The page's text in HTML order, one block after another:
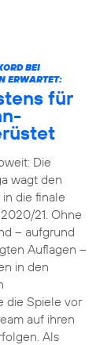
BEI
ERWARTET:
für
Die
wagt den
die finale
21. Ohne
– aufgrund
Auflagen –
in den
die Spiele vor
auf ihren
Als